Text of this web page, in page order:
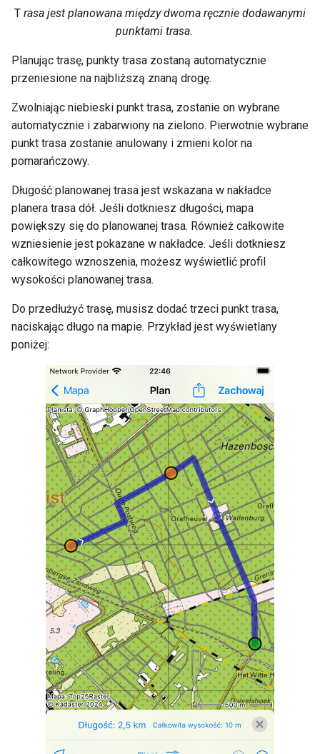
T rasa jest planowana między dwoma ręcznie dodawanymi
punktami trasa.
Planując trasę, punkty trasa zostaną automatycznie
przeniesione na najbliższą znaną drogę.
Zwolniając niebieski punkt trasa, zostanie on wybrane
automatycznie i zabarwiony na zielono. Pierwotnie wybrane
punkt trasa zostanie anulowany i zmieni kolor na
pomarańczowy.
Długość planowanej trasa jest wskazana w nakładce
planera trasa dół. Jeśli dotkniesz długości, mapa
powiększy się do planowanej trasa. Również całkowite
wzniesienie jest pokazane w nakładce. Jeśli dotkniesz
całkowitego wznoszenia, możesz wyświetlić profil
wysokości planowanej trasa.
Do przedłużyć trasę, musisz dodać trzeci punkt trasa,
naciskając długo na mapie. Przykład jest wyświetlany
poniżej: